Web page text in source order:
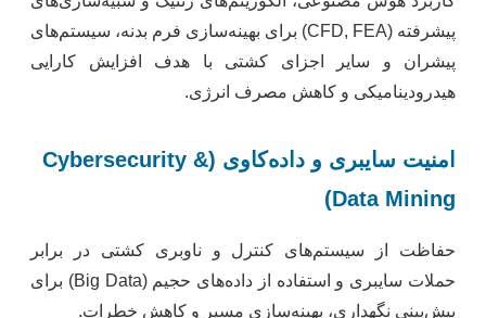
پیشرفته (CFD, FEA) برای بهینه‌سازی فرم بدنه، سیستم‌های
پیشران و سایر اجزای کشتی با هدف افزایش کارایی
هیدرودینامیکی و کاهش مصرف انرژی.
امنیت سایبری و داده‌کاوی (Cybersecurity &
Data Mining)
حفاظت از سیستم‌های کنترل و ناوبری کشتی در برابر
حملات سایبری و استفاده از داده‌های حجیم (Big Data) برای
پیش‌بینی نگهداری، بهینه‌سازی مسیر و کاهش خطرات.